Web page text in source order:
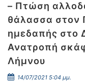
– Πτώση
θάλασσα στον
ημεδαπής στο
Ανατροπή
Λήμνου
14/07/2021 5:04 μμ.